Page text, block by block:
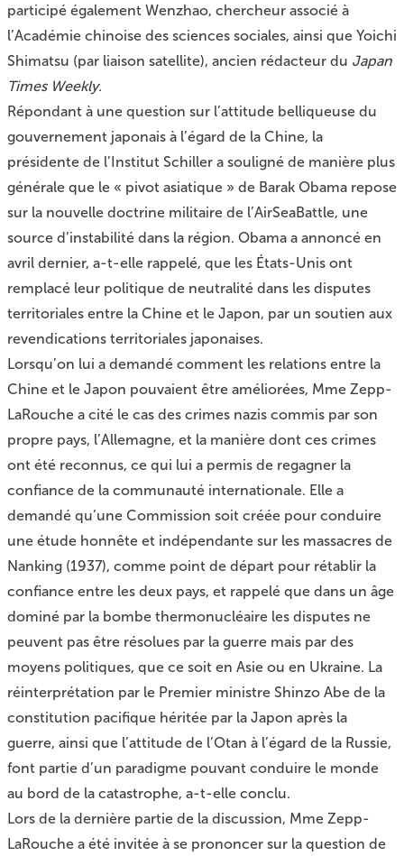
participé également Wenzhao, chercheur associé à
l’Académie chinoise des sciences sociales, ainsi que Yoichi
Shimatsu (par liaison satellite), ancien rédacteur du Japan
Times Weekly.
Répondant à une question sur l’attitude belliqueuse du
gouvernement japonais à l’égard de la Chine, la
présidente de l’Institut Schiller a souligné de manière plus
générale que le « pivot asiatique » de Barak Obama repose
sur la nouvelle doctrine militaire de l’AirSeaBattle, une
source d’instabilité dans la région. Obama a annoncé en
avril dernier, a-t-elle rappelé, que les États-Unis ont
remplacé leur politique de neutralité dans les disputes
territoriales entre la Chine et le Japon, par un soutien aux
revendications territoriales japonaises.
Lorsqu’on lui a demandé comment les relations entre la
Chine et le Japon pouvaient être améliorées, Mme Zepp-
LaRouche a cité le cas des crimes nazis commis par son
propre pays, l’Allemagne, et la manière dont ces crimes
ont été reconnus, ce qui lui a permis de regagner la
confiance de la communauté internationale. Elle a
demandé qu’une Commission soit créée pour conduire
une étude honnête et indépendante sur les massacres de
Nanking (1937), comme point de départ pour rétablir la
confiance entre les deux pays, et rappelé que dans un âge
dominé par la bombe thermonucléaire les disputes ne
peuvent pas être résolues par la guerre mais par des
moyens politiques, que ce soit en Asie ou en Ukraine. La
réinterprétation par le Premier ministre Shinzo Abe de la
constitution pacifique héritée par la Japon après la
guerre, ainsi que l’attitude de l’Otan à l’égard de la Russie,
font partie d’un paradigme pouvant conduire le monde
au bord de la catastrophe, a-t-elle conclu.
Lors de la dernière partie de la discussion, Mme Zepp-
LaRouche a été invitée à se prononcer sur la question de